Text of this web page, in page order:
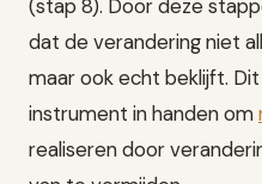
(stap 8). Door deze
dat de verandering niet
maar ook echt beklijft.
instrument in handen om
realiseren door